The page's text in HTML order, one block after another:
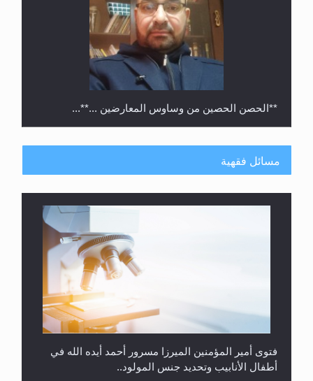
**الحصن الحصين من وساوس المعارضين ...**...
مسائل فقهية
فتوى أمير المؤمنين الميرزا مسرور أحمد أيده الله في
أطفال الأنابيب وتحديد جنس المولود..